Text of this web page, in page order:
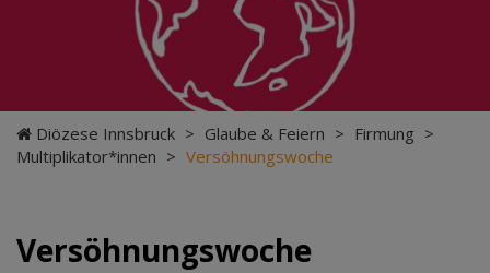
Diözese Innsbruck > Glaube & Feiern > Firmung >
Multiplikator*innen > Versöhnungswoche
Versöhnungswoche